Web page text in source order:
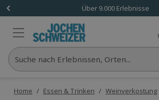
Über 9.000 Erlebnisse
Suche nach Erlebnissen, Orten...
Home / Essen & Trinken / Weinverkostung